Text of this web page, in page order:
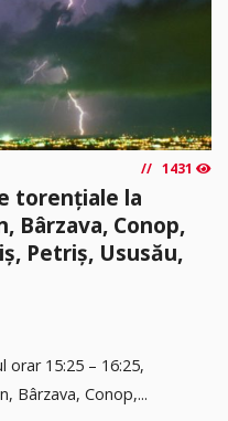
1431
torențiale la
Bârzava, Conop,
Petriș, Ususău,
orar 15:25 – 16:25,
Bârzava, Conop,...